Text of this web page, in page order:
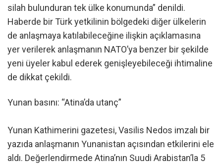
silah bulunduran tek ülke konumunda” denildi.
Haberde bir Türk yetkilinin bölgedeki diğer ülkelerin
de anlaşmaya katılabileceğine ilişkin açıklamasına
yer verilerek anlaşmanın NATO’ya benzer bir şekilde
yeni üyeler kabul ederek genişleyebileceği ihtimaline
de dikkat çekildi.
Yunan basını: “Atina’da utanç”
Yunan Kathimerini gazetesi, Vasilis Nedos imzalı bir
yazıda anlaşmanın Yunanistan açısından etkilerini ele
aldı. Değerlendirmede Atina’nın Suudi Arabistan’la 5